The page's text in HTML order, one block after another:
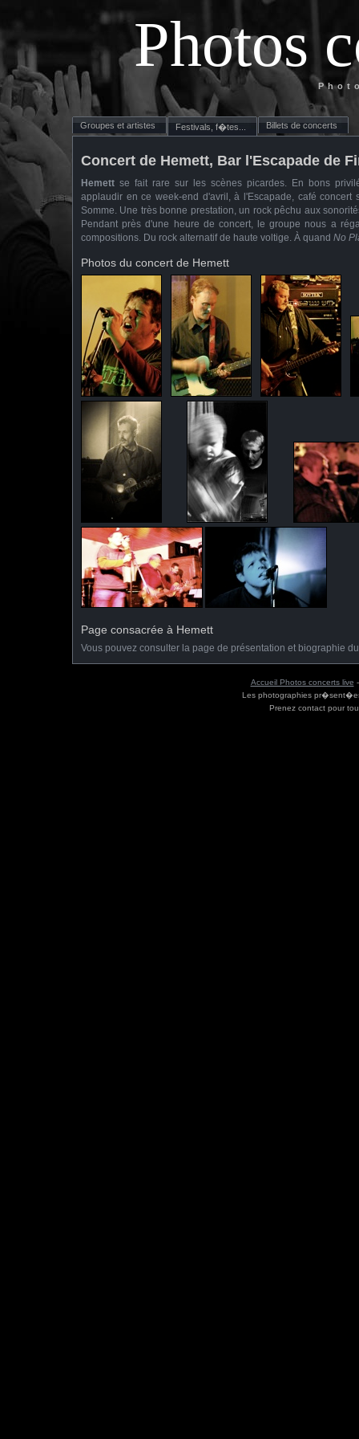
Photos
Groupes et artistes Festivals, f�tes... Billets de concerts
Concert de Hemett, Bar l'Escapade de
Hemett se fait rare sur les scènes picardes. En bons
applaudir en ce week-end d'avril, à l'Escapade, café
Somme. Une très bonne prestation, un rock pêchu aux
Pendant près d'une heure de concert, le groupe nous a
compositions. Du rock alternatif de haute voltige. À quand No
Photos du concert de Hemett
Page consacrée à Hemett
Vous pouvez consulter la page de présentation et biographie
Accueil Photos concerts live
Les photographies
Prenez contact pour